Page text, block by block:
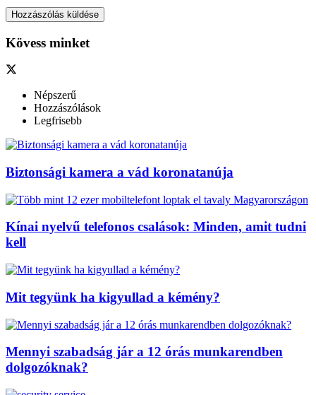
Kövess minket
Népszerű
Hozzászólások
Legfrisebb
Biztonsági kamera a vád koronatanúja
Kínai nyelvű telefonos csalások: Minden, amit tudni
kell
Mit tegyünk ha kigyullad a kémény?
Mennyi szabadság jár a 12 órás munkarendben
dolgozóknak?